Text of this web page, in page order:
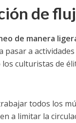
de
de manera
a
culturistas de
todos los
a limitar la